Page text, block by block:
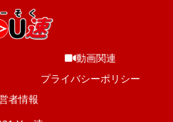
動画関連
プライバシーポリシー
者情報